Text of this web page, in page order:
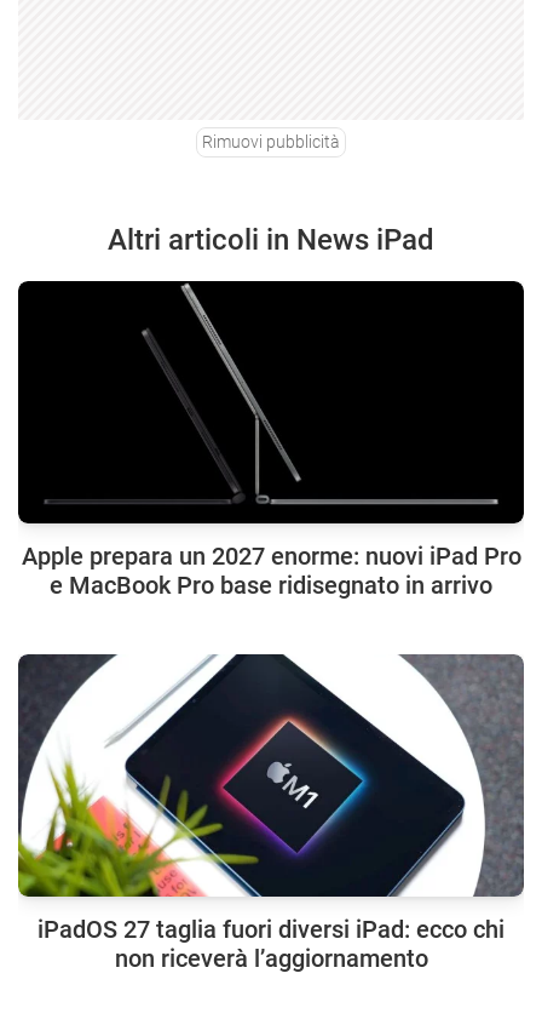
Rimuovi pubblicità
Altri articoli in News iPad
Apple prepara un 2027 enorme: nuovi iPad Pro
e MacBook Pro base ridisegnato in arrivo
iPadOS 27 taglia fuori diversi iPad: ecco chi
non riceverà l’aggiornamento